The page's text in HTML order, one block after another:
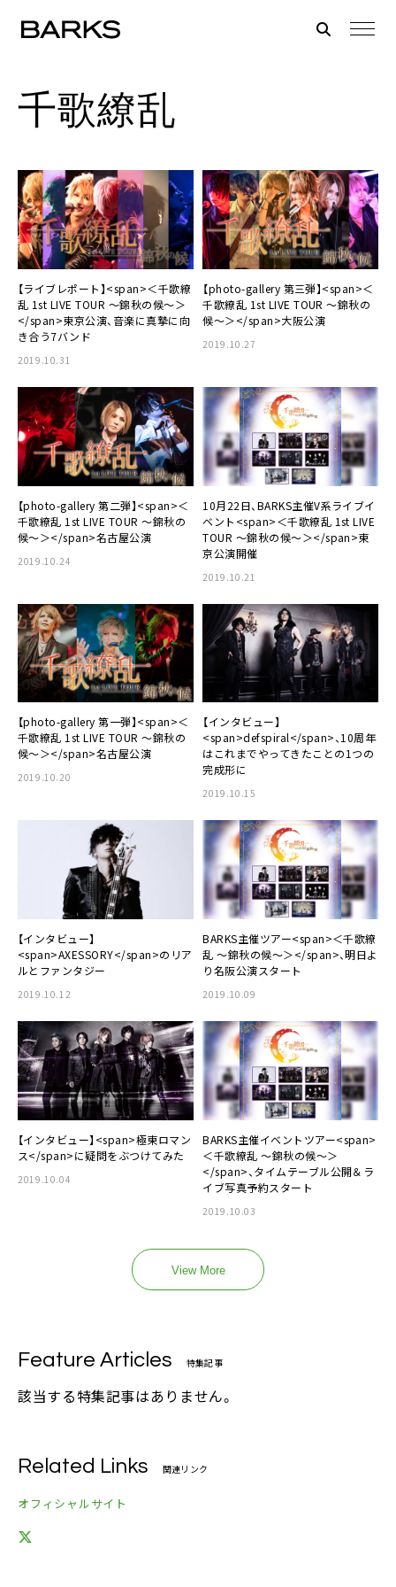
千歌繚乱
【ライブレポート】<span>＜千歌繚
乱 1st LIVE TOUR ～錦秋の候～＞
</span>東京公演、音楽に真摯に向
き合う7バンド
2019.10.31
【photo-gallery 第三弾】<span>＜
千歌繚乱 1st LIVE TOUR 〜錦秋の
候〜＞</span>大阪公演
2019.10.27
【photo-gallery 第二弾】<span>＜
千歌繚乱 1st LIVE TOUR 〜錦秋の
候〜＞</span>名古屋公演
2019.10.24
10月22日、BARKS主催V系ライブイ
ベント<span>＜千歌繚乱 1st LIVE
TOUR 〜錦秋の候〜＞</span>東
京公演開催
2019.10.21
【photo-gallery 第一弾】<span>＜
千歌繚乱 1st LIVE TOUR 〜錦秋の
候〜＞</span>名古屋公演
2019.10.20
【インタビュー】
<span>defspiral</span>、10周年
はこれまでやってきたことの1つの
完成形に
2019.10.15
【インタビュー】
<span>AXESSORY</span>のリア
ルとファンタジー
2019.10.12
BARKS主催ツアー<span>＜千歌繚
乱 〜錦秋の候〜＞</span>、明日よ
り名阪公演スタート
2019.10.09
【インタビュー】<span>極東ロマン
ス</span>に疑問をぶつけてみた
2019.10.04
BARKS主催イベントツアー<span>
＜千歌繚乱 〜錦秋の候〜＞
</span>、タイムテーブル公開＆ラ
イブ写真予約スタート
2019.10.03
View More
Feature Articles 特集記事
該当する特集記事はありません。
Related Links 関連リンク
オフィシャルサイト